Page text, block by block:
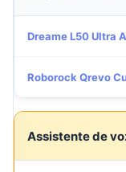
Dreame L50 Ultra
Roborock Qrevo
Assistente de